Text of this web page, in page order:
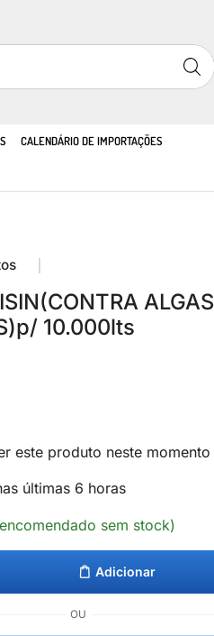
CALENDÁRIO DE IMPORTAÇÕES
ALGAS
10.000lts
este produto neste momento
últimas 6 horas
sem stock)
Adicionar
OU